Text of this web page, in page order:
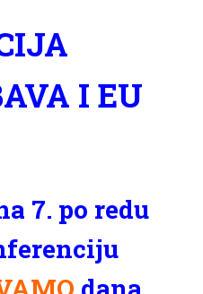
I EU
7. po redu